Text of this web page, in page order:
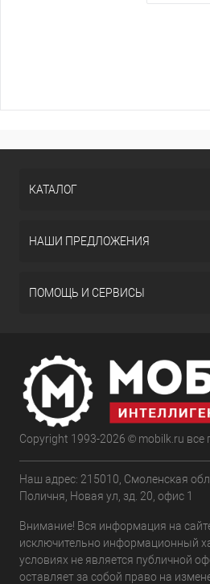
КАТАЛОГ
НАШИ ПРЕДЛОЖЕНИЯ
ПОМОЩЬ И СЕРВИСЫ
Copyright 1993-2026 © mobilk.ru
Наш адрес: 215010, Смоленская
Поличня, Новая ул, зд. 20, офис 1
Внимание! Вся информация на
исключительно информационный
условиях не является публичной
оставляет за собой право на